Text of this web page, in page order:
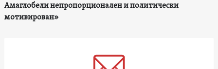
Амаглобели непропорционален и политически
мотивирован»